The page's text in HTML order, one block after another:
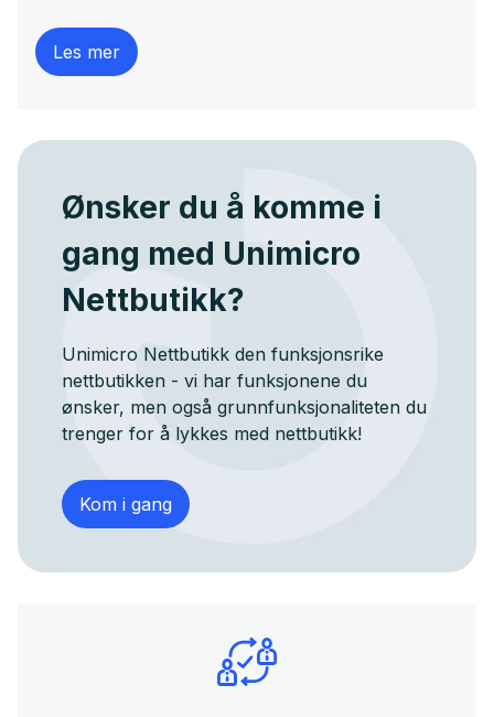
skrive data direkte mot butikken din, uten å gå via
Les mer
Ønsker du å komme i
gang med Unimicro
Nettbutikk?
Unimicro Nettbutikk den funksjonsrike
nettbutikken - vi har funksjonene du
ønsker, men også grunnfunksjonaliteten du
trenger for å lykkes med nettbutikk!
Kom i gang